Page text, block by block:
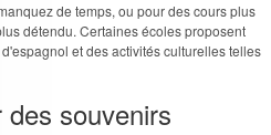
de temps, ou pour des cours plus
détendu. Certaines écoles proposent
et des activités culturelles telles
souvenirs